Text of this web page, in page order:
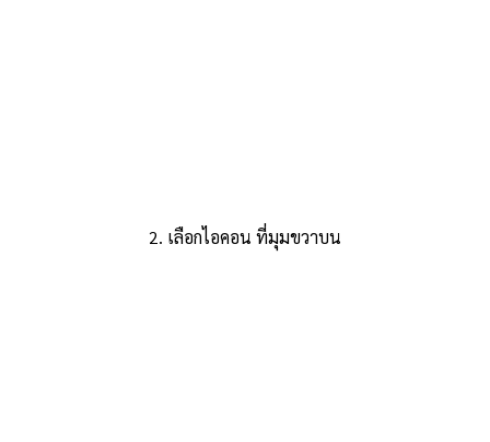
2. เลือกไอคอน ที่มุมขวาบน